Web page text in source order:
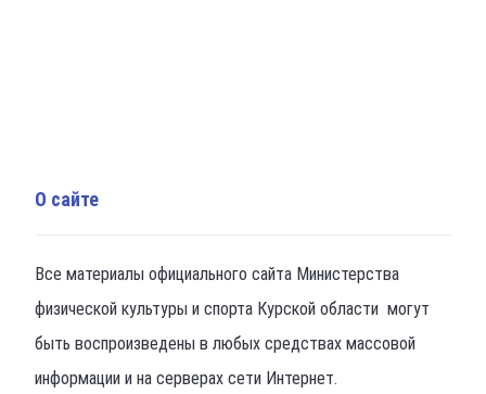
О сайте
Все материалы официального сайта Министерства
физической культуры и спорта Курской области могут
быть воспроизведены в любых средствах массовой
информации и на серверах сети Интернет.